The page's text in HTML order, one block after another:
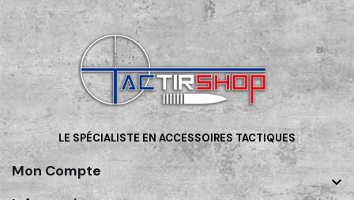
LE SPÉCIALISTE EN ACCESSOIRES TACTIQUES
Mon Compte
